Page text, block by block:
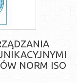
NORM ISO